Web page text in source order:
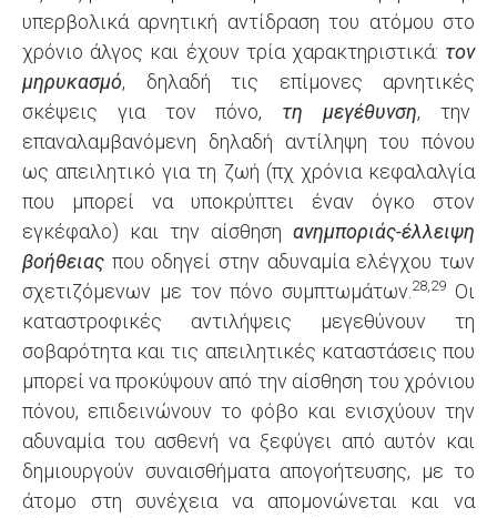
υπερβολικά αρνητική αντίδραση του ατόμου στο
χρόνιο άλγος και έχουν τρία χαρακτηριστικά: τον
μηρυκασμό, δηλαδή τις επίμονες αρνητικές
σκέψεις για τον πόνο, τη μεγέθυνση, την
επαναλαμβανόμενη δηλαδή αντίληψη του πόνου
ως απειλητικό για τη ζωή (πχ χρόνια κεφαλαλγία
που μπορεί να υποκρύπτει έναν όγκο στον
εγκέφαλο) και την αίσθηση ανημποριάς-έλλειψη
βοήθειας που οδηγεί στην αδυναμία ελέγχου των
σχετιζόμενων με τον πόνο συμπτωμάτων. 28,29 Οι
καταστροφικές αντιλήψεις μεγεθύνουν τη
σοβαρότητα και τις απειλητικές καταστάσεις που
μπορεί να προκύψουν από την αίσθηση του χρόνιου
πόνου, επιδεινώνουν το φόβο και ενισχύουν την
αδυναμία του ασθενή να ξεφύγει από αυτόν και
δημιουργούν συναισθήματα απογοήτευσης, με το
άτομο στη συνέχεια να απομονώνεται και να